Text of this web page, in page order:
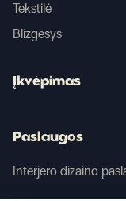
Tekstilė
Blizgesys
Įkvėpimas
Paslaugos
Interjero dizaino